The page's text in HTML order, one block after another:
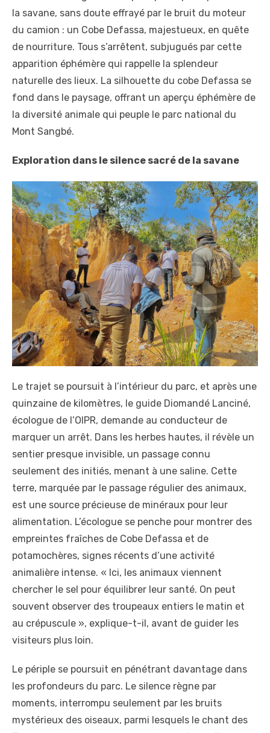
la savane, sans doute effrayé par le bruit du moteur
du camion : un Cobe Defassa, majestueux, en quête
de nourriture. Tous s’arrêtent, subjugués par cette
apparition éphémère qui rappelle la splendeur
naturelle des lieux. La silhouette du cobe Defassa se
fond dans le paysage, offrant un aperçu éphémère de
la diversité animale qui peuple le parc national du
Mont Sangbé.
Exploration dans le silence sacré de la savane
Le trajet se poursuit à l’intérieur du parc, et après une
quinzaine de kilomètres, le guide Diomandé Lanciné,
écologue de l’OIPR, demande au conducteur de
marquer un arrêt. Dans les herbes hautes, il révèle un
sentier presque invisible, un passage connu
seulement des initiés, menant à une saline. Cette
terre, marquée par le passage régulier des animaux,
est une source précieuse de minéraux pour leur
alimentation. L’écologue se penche pour montrer des
empreintes fraîches de Cobe Defassa et de
potamochères, signes récents d’une activité
animalière intense. « Ici, les animaux viennent
chercher le sel pour équilibrer leur santé. On peut
souvent observer des troupeaux entiers le matin et
au crépuscule », explique-t-il, avant de guider les
visiteurs plus loin.
Le périple se poursuit en pénétrant davantage dans
les profondeurs du parc. Le silence règne par
moments, interrompu seulement par les bruits
mystérieux des oiseaux, parmi lesquels le chant des